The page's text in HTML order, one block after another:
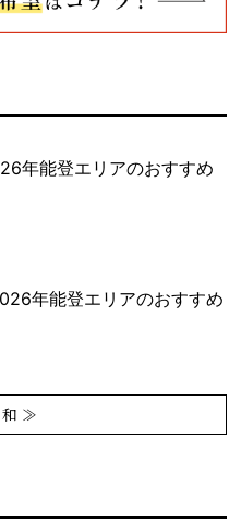
年能登エリアのおすすめ
年能登エリアのおすすめ
和 ≫